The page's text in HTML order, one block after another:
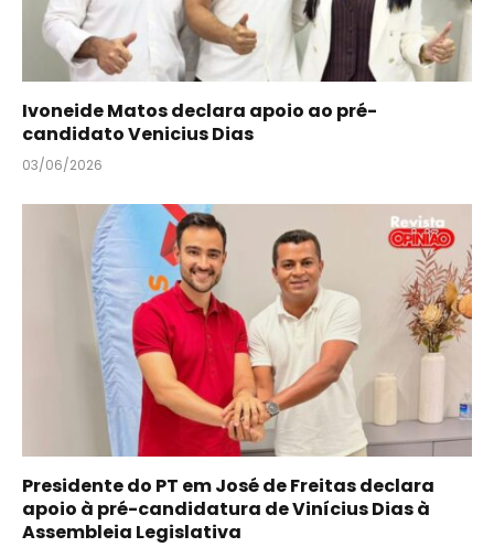
Ivoneide Matos declara apoio ao pré-
candidato Venicius Dias
03/06/2026
Presidente do PT em José de Freitas declara
apoio à pré-candidatura de Vinícius Dias à
Assembleia Legislativa